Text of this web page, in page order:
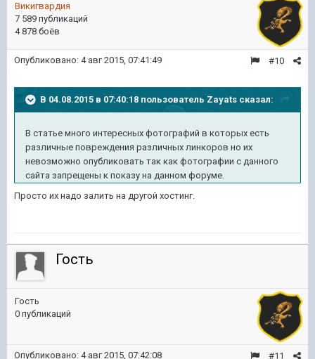
Викигвардия
7 589 публикаций
4 878 боёв
#10
Опубликовано: 4 авг 2015, 07:41:49
В 04.08.2015 в 07:40:18 пользователь Zayats сказал:
В статье много интересных фотографий в которых есть
различные повреждения различных линкоров но их
невозможно опубликовать так как фотографии с данного
сайта запрещены к показу на данном форуме.
Просто их надо залить на другой хостинг.
Гость
Гость
0 публикаций
#11
Опубликовано: 4 авг 2015, 07:42:08